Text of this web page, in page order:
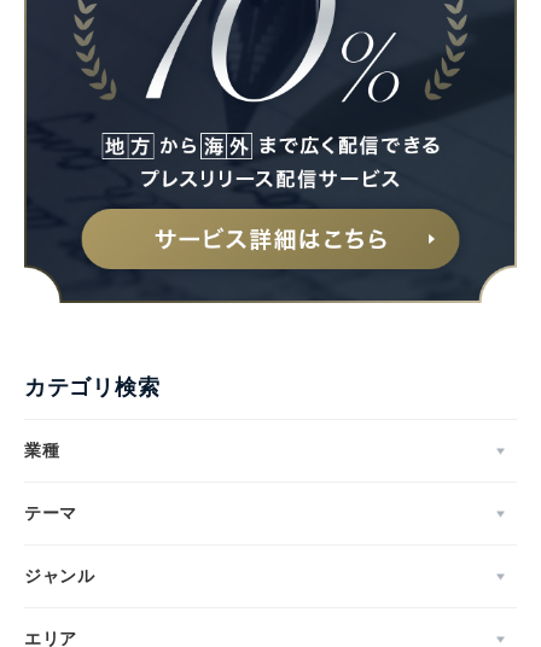
カテゴリ検索
業種
テーマ
ジャンル
エリア